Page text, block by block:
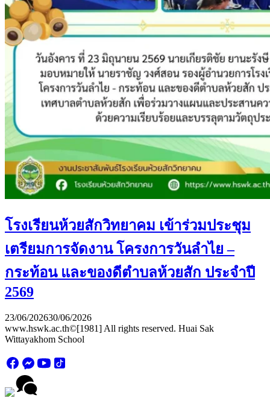
โรงเรียนห้วยสักวิทยาคม เข้าร่วมประชุม
เตรียมการจัดงาน โครงการวันลำไย –
กระท้อน และของดีตำบลห้วยสัก ประจำปี
2569
23/06/202630/06/2026
www.hswk.ac.th©[1981] All rights reserved. Huai Sak
Wittayakhom School